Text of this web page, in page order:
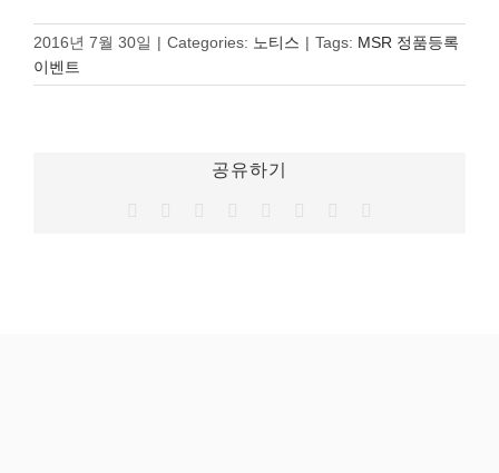
2016년 7월 30일 | Categories: 노티스 | Tags: MSR 정품등록
이벤트
공유하기